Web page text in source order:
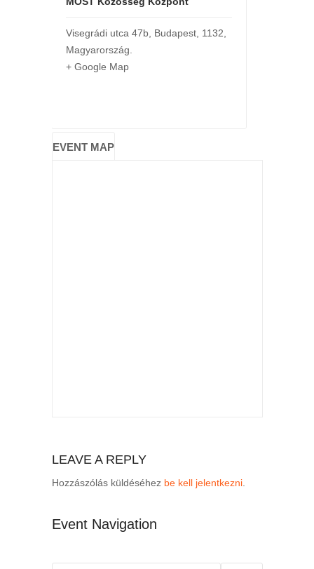
Visegrádi utca 47b, Budapest, 1132
Magyarország
+ Google Map
EVENT MAP
LEAVE A REPLY
Hozzászólás küldéséhez be kell jelentkezni.
Event Navigation